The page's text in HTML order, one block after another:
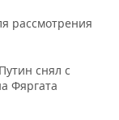
рассмотрения
снял с
Фяргата